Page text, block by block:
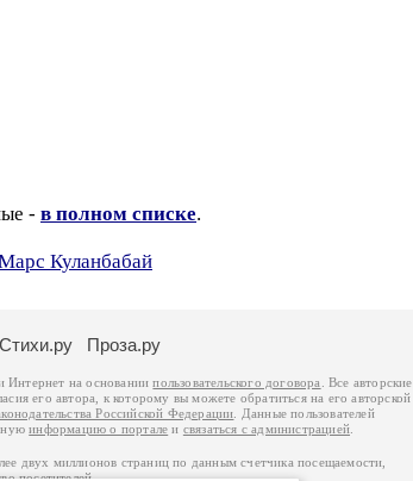
- в полном списке.
Куланбабай
Стихи.ру Проза.ру
Интернет на основаниипользовательского договора
. Все авторские
его автора, к которому вы можете обратиться на его авторской
Российской Федерации . Данные пользователей
информацию о портале и связаться с администрацией
двух миллионов страниц по данным счетчика посещаемости,
посетителей.